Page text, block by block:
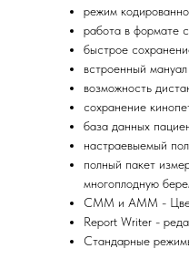
режим
работа в формате
быстрое
вcтроенный
возможность
сохранение
база данных
настраевыемый
полный пакет
многоплодную
CMM и AMM -
Report Writer -
Стандарные